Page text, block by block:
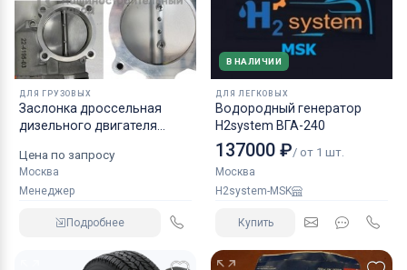
ДЛЯ ГРУЗОВЫХ
Заслонка дроссельная
дизельного двигателя
Цена по запросу
Москва
Менеджер
Подробнее
В НАЛИЧИИ
ДЛЯ ЛЕГКОВЫХ
Водородный генератор
H2system ВГА-240
137000 ₽/ от 1 шт.
Москва
H2system-MSK
Купить